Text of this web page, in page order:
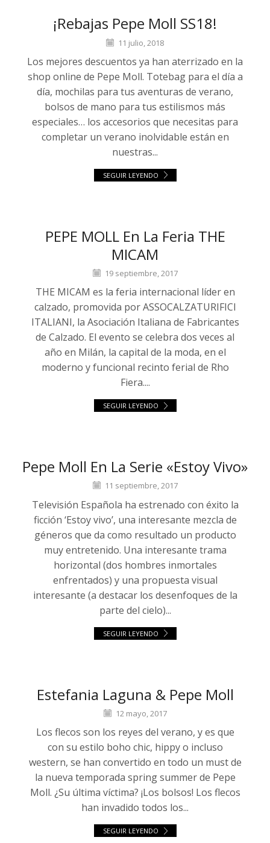
¡Rebajas Pepe Moll SS18!
11 julio, 2018
Los mejores descuentos ya han aterrizado en la
shop online de Pepe Moll. Totebag para el día a
día, mochilas para tus aventuras de verano,
bolsos de mano para tus estilismos más
especiales… los accesorios que necesitas para
completar un verano inolvidable están en
nuestras...
SEGUIR LEYENDO
PEPE MOLL En La Feria THE
MICAM
19 septiembre, 2017
THE MICAM es la feria internacional líder en
calzado, promovida por ASSOCALZATURIFICI
ITALIANI, la Asociación Italiana de Fabricantes
de Calzado. El evento se celebra dos veces al
año en Milán, la capital de la moda, en el
moderno y funcional recinto ferial de Rho
Fiera....
SEGUIR LEYENDO
Pepe Moll En La Serie «Estoy Vivo»
11 septiembre, 2017
Televisión Española ha estrenado con éxito la
ficción ‘Estoy vivo’, una interesante mezcla de
géneros que da como resultado un producto
muy entretenido. Una interesante trama
horizontal (dos hombres inmortales
enfrentados) y una propuesta visual
interesante (a destacar los desenfoques de la
parte del cielo)...
SEGUIR LEYENDO
Estefania Laguna & Pepe Moll
12 mayo, 2017
Los flecos son los reyes del verano, y es que
con su estilo boho chic, hippy o incluso
western, se han convertido en todo un must de
la nueva temporada spring summer de Pepe
Moll. ¿Su última víctima? ¡Los bolsos! Los flecos
han invadido todos los...
SEGUIR LEYENDO